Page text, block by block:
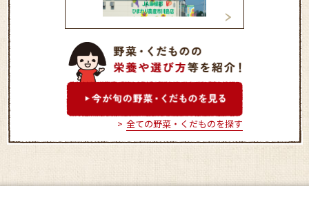
ひまわり農産市 川島店 ひまわり農産市
全ての野菜・くだものを探す